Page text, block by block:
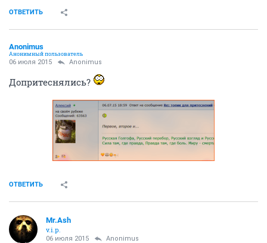
ОТВЕТИТЬ
Anоnimus
Анонимный пользователь
06 июля 2015 Anоnimus
Допритеснялись?
ОТВЕТИТЬ
Mr.Ash
v.i.p.
06 июля 2015 Anоnimus